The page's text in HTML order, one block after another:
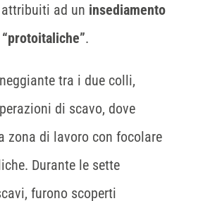
ad un insediamento
.
tra i due colli,
di scavo, dove
zona di lavoro con focolare
Durante le sette
furono scoperti